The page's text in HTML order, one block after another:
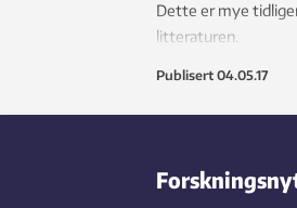
Dette er mye
litteraturen.
Publisert 04.05.17